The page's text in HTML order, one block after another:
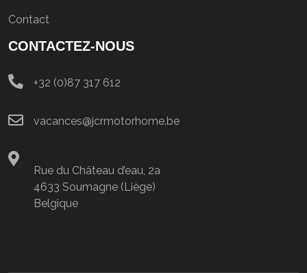
Contact
CONTACTEZ-NOUS
+32 (0)87 317 612
vacances@jcrmotorhome.be
Rue du Château d’eau, 2a
4633 Soumagne (Liège)
Belgique